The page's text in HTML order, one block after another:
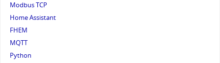
Modbus TCP
Home Assistant
FHEM
MQTT
Python